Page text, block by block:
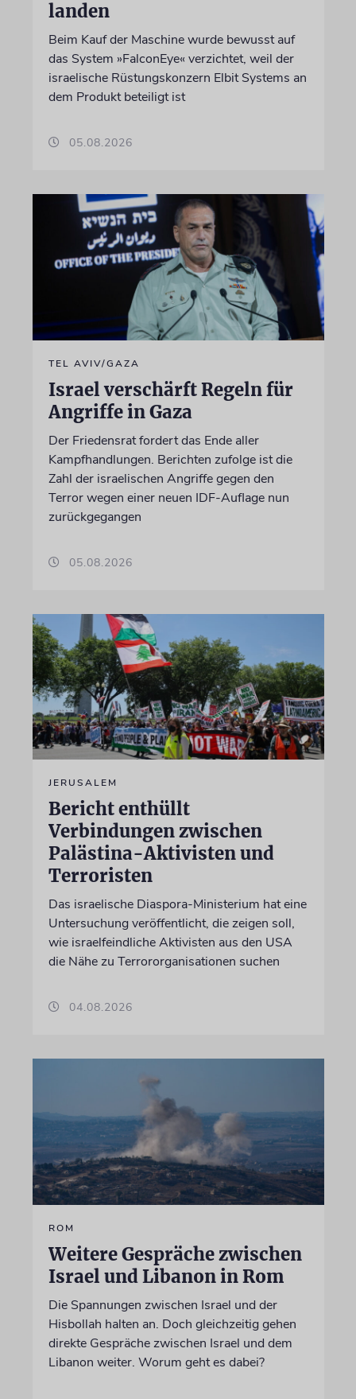
landen
Beim Kauf der Maschine wurde bewusst auf
das System »FalconEye« verzichtet, weil der
israelische Rüstungskonzern Elbit Systems an
dem Produkt beteiligt ist
05.08.2026
TEL AVIV/GAZA
Israel verschärft Regeln für
Angriffe in Gaza
Der Friedensrat fordert das Ende aller
Kampfhandlungen. Berichten zufolge ist die
Zahl der israelischen Angriffe gegen den
Terror wegen einer neuen IDF-Auflage nun
zurückgegangen
05.08.2026
JERUSALEM
Bericht enthüllt
Verbindungen zwischen
Palästina-Aktivisten und
Terroristen
Das israelische Diaspora-Ministerium hat eine
Untersuchung veröffentlicht, die zeigen soll,
wie israelfeindliche Aktivisten aus den USA
die Nähe zu Terrororganisationen suchen
04.08.2026
ROM
Weitere Gespräche zwischen
Israel und Libanon in Rom
Die Spannungen zwischen Israel und der
Hisbollah halten an. Doch gleichzeitig gehen
direkte Gespräche zwischen Israel und dem
Libanon weiter. Worum geht es dabei?